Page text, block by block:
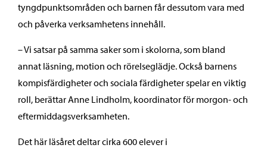
tyngdpunktsområden och barnen får dessutom vara med
och påverka verksamhetens innehåll.
– Vi satsar på samma saker som i skolorna, som bland
annat läsning, motion och rörelseglädje. Också barnens
kompisfärdigheter och sociala färdigheter spelar en viktig
roll, berättar Anne Lindholm, koordinator för morgon- och
eftermiddagsverksamheten.
Det här läsåret deltar cirka 600 elever i